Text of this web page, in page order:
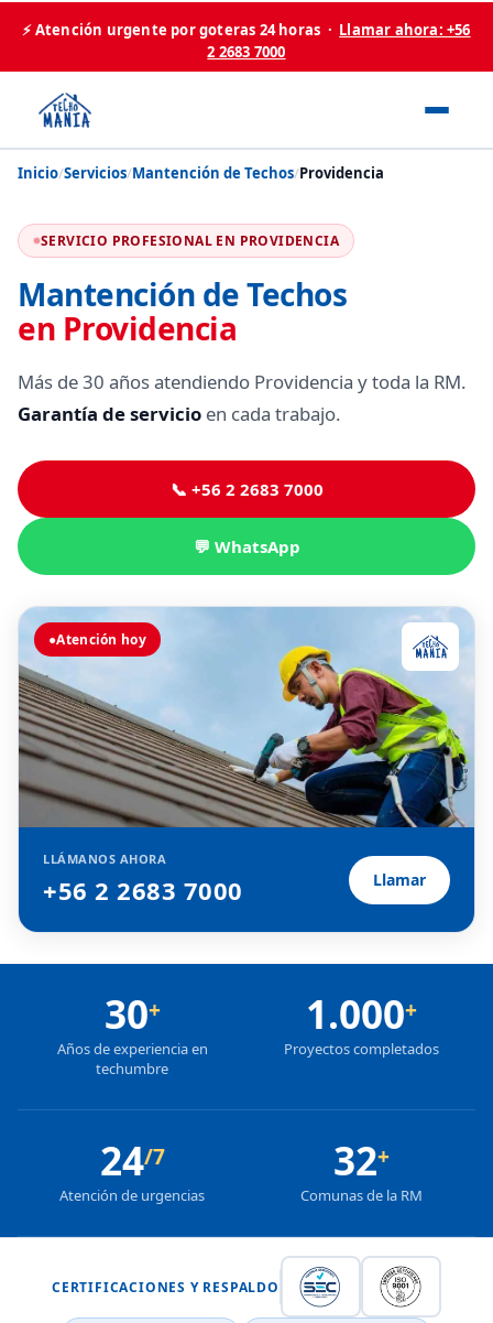
⚡ Atención urgente por goteras 24 horas · Llamar ahora: +56
2 2683 7000
Inicio/Servicios/Mantención de Techos/Providencia
SERVICIO PROFESIONAL EN PROVIDENCIA
Mantención de Techos
en Providencia
Más de 30 años atendiendo Providencia y toda la RM.
Garantía de servicio en cada trabajo.
📞 +56 2 2683 7000
💬 WhatsApp
●Atención hoy
LLÁMANOS AHORA
+56 2 2683 7000 Llamar
30+
Años de experiencia en
techumbre
1.000+
Proyectos completados
24/7
Atención de urgencias
32+
Comunas de la RM
CERTIFICACIONES Y RESPALDO